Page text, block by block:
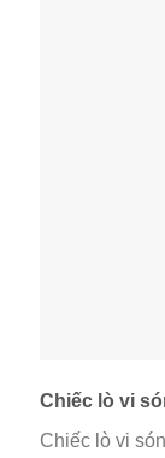
Chiếc lò vi
Chiếc lò vi